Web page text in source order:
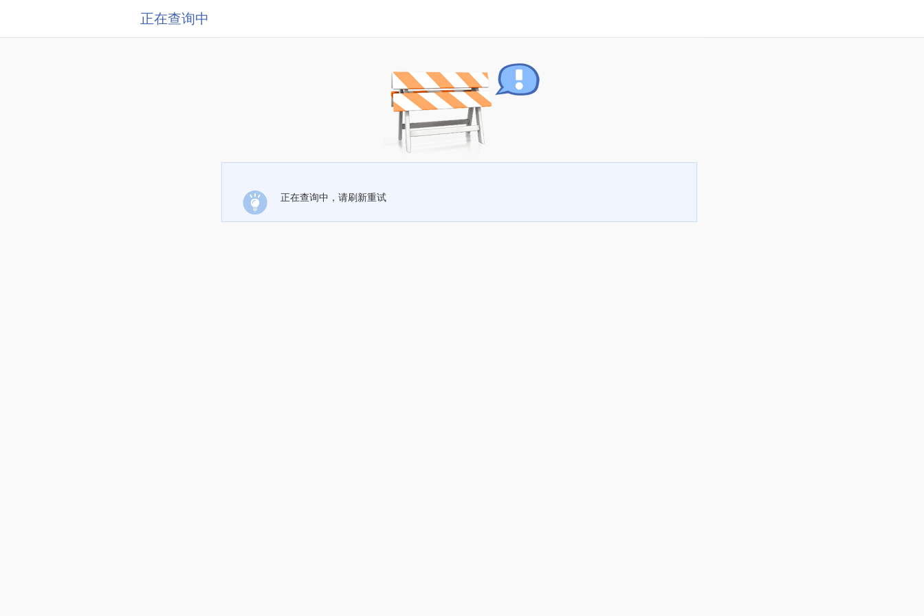
正在查询中
正在查询中，请刷新重试